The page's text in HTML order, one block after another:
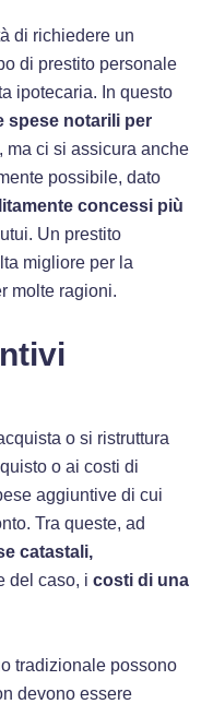
di richiedere un
di prestito personale
ipotecaria. In questo
spese notarili per
, ma ci si assicura anche
possibile, dato
concessi più
Un prestito
migliore per la
molte ragioni.
o si ristruttura
o ai costi di
aggiuntive di cui
Tra queste, ad
catastali,
del caso, i costi di una
tradizionale possono
devono essere